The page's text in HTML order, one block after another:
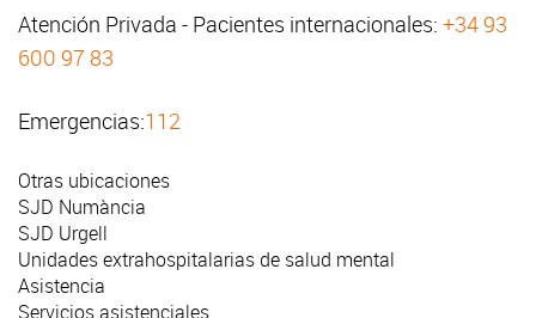
Atención Privada - Pacientes internacionales: +34 93
600 97 83
Emergencias:112
Otras ubicaciones
SJD Numància
SJD Urgell
Unidades extrahospitalarias de salud mental
Asistencia
Servicios asistenciales